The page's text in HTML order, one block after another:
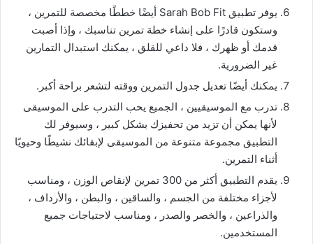
يوفر تطبيق Sarah Bob Fit أيضًا خططًا مخصصة للتمرين ،
وستكون قادرًا على إنشاء خطة تمرين تناسبك ، وإذا أصبت
قدمك أو ظهرك ، فلا داعي للقلق ، يمكنك استبدال التمارين
غير الضرورية.
يمكنك أيضًا تعديل جدول التمرين ووقته لتشعر براحة أكبر.
تدرب مع الموسيقيين ، الجميع يحب التدرب على الموسيقى
لأنها يمكن أن تزيد من تحفيزك بشكل كبير ، وسيوفر لك
التطبيق مجموعة متنوعة من الموسيقى لإبقائك نشيطًا وحيويًا
أثناء التمرين.
يقدم التطبيق أكثر من 300 تمرين لإنقاص الوزن ، ومناسب
لأجزاء مختلفة من الجسم ، والساقين ، والبطن ، والأرداف ،
والذراعين ، والخصر والصدر ، ومناسب لاحتياجات جميع
المستخدمين.